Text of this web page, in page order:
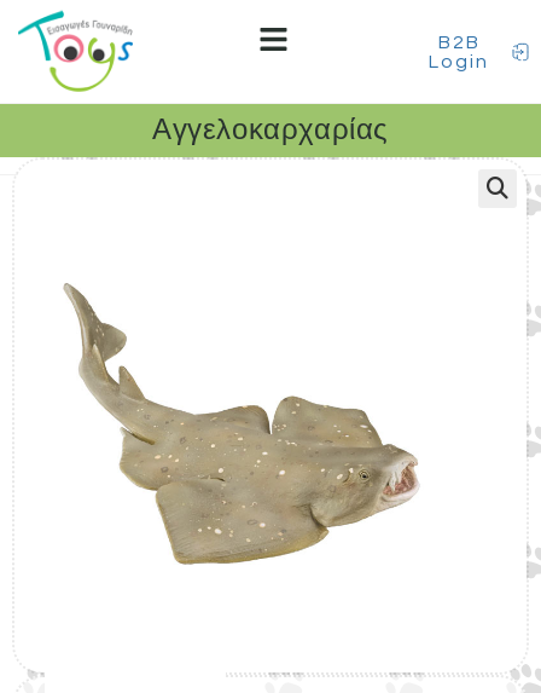
B2B
Login
Αγγελοκαρχαρίας